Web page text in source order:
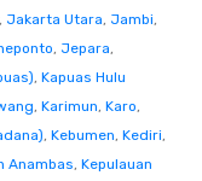
, Jakarta Utara, Jambi,
, Jepara,
, Kapuas Hulu
, Karimun, Karo,
, Kebumen, Kediri,
Anambas, Kepulauan